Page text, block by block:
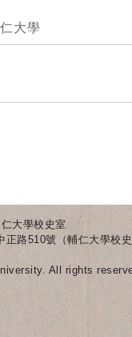
大學
大學校史室
正路510號（輔仁大學校
All rights